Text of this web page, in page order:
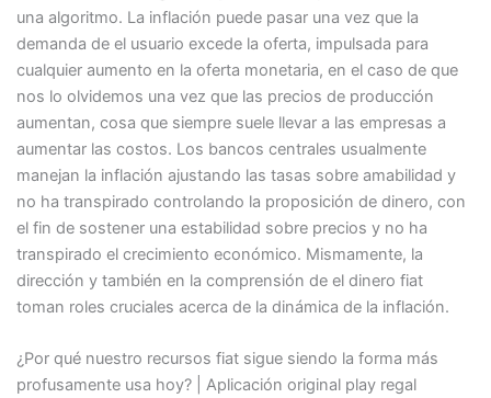
una algoritmo. La inflación puede pasar una vez que la
demanda de el usuario excede la oferta, impulsada para
cualquier aumento en la oferta monetaria, en el caso de que
nos lo olvidemos una vez que las precios de producción
aumentan, cosa que siempre suele llevar a las empresas a
aumentar las costos. Los bancos centrales usualmente
manejan la inflación ajustando las tasas sobre amabilidad y
no ha transpirado controlando la proposición de dinero, con
el fin de sostener una estabilidad sobre precios y no ha
transpirado el crecimiento económico. Mismamente, la
dirección y también en la comprensión de el dinero fiat
toman roles cruciales acerca de la dinámica de la inflación.
¿Por qué nuestro recursos fiat sigue siendo la forma más
profusamente usa hoy? | Aplicación original play regal